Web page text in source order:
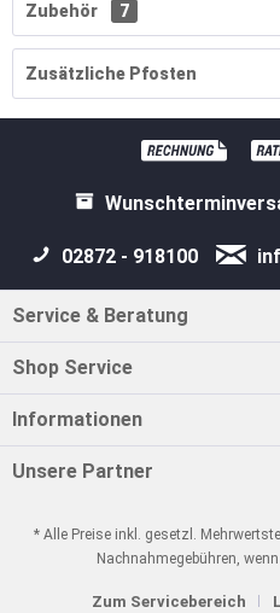
Zubehör 7
Zusätzliche Pfosten
02872 - 918100
Service & Beratung
Shop Service
Informationen
Unsere Partner
* Alle Preise inkl. gesetzl.
Nachnahmegebühren,
Zum Servicebereich